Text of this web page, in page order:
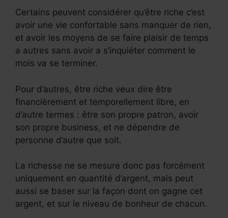
Certains peuvent considérer qu’être riche c’est
avoir une vie confortable sans manquer de rien,
et avoir les moyens de se faire plaisir de temps
a autres sans avoir a s’inquiéter comment le
mois va se terminer.
Pour d’autres, être riche veux dire être
financièrement et temporellement libre, en
d’autre termes : être son propre patron, avoir
son propre business, et ne dépendre de
personne d’autre que soit.
La richesse ne se mesure donc pas forcément
uniquement en quantité d’argent, mais peut
aussi se baser sur la façon dont on gagne cet
argent, et sur le niveau de bonheur de chacun.